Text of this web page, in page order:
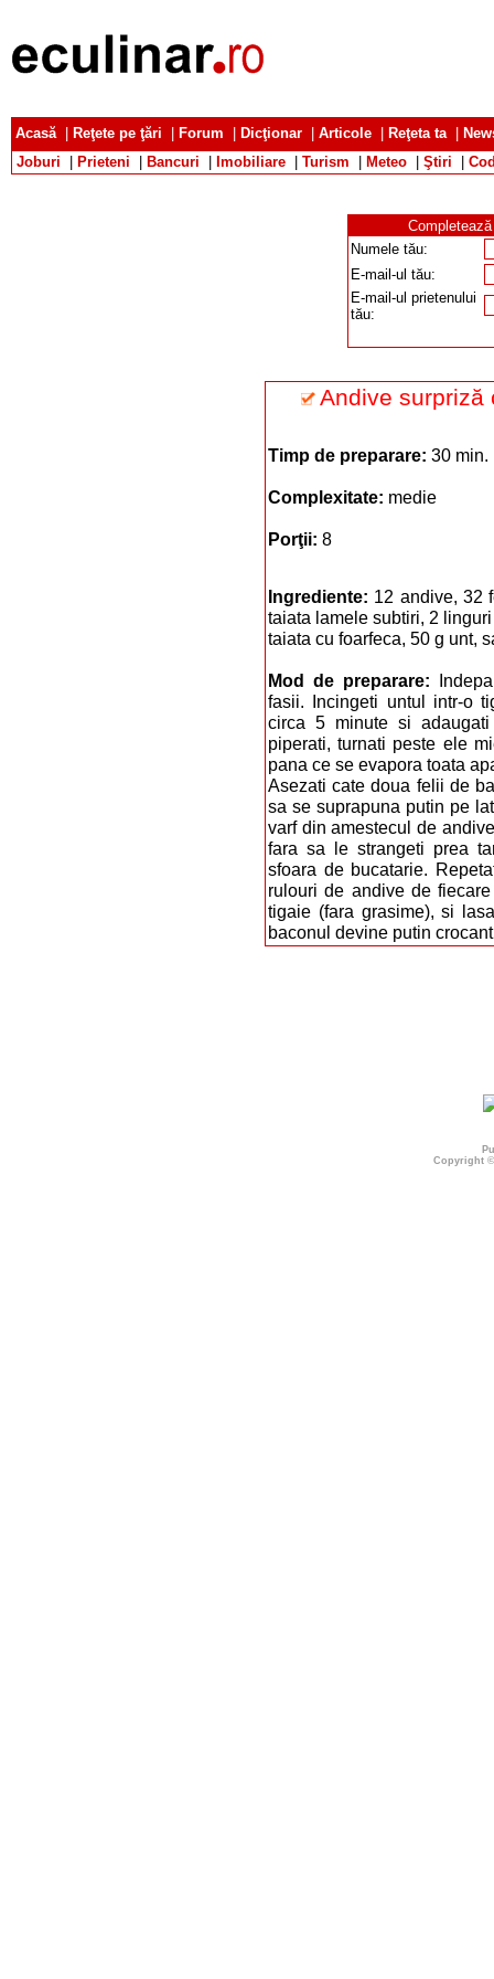
Acasă| Reţete pe ţări Forum Dicţionar Articole Reţeta ta|
Joburi
Prieteni Bancuri Imobiliare Turism Meteo Ştiri
Numele tău:
E-mail-ul tău:
E-mail-ul prietenului
tău:
Andive surpriză
Timp de preparare: 30 min.
Complexitate: medie
Porţii: 8
Ingrediente: 12 andive, 32
taiata lamele subtiri, 2
taiata cu foarfeca, 50 g unt,
Mod de preparare:
fasii. Incingeti untul intr-o
circa 5 minute si
piperati, turnati peste ele
pana ce se evapora toata
Asezati cate doua felii de
sa se suprapuna putin pe
varf din amestecul de
fara sa le strangeti prea
sfoara de bucatarie.
rulouri de andive de
tigaie (fara grasime), si
baconul devine putin
Copyright